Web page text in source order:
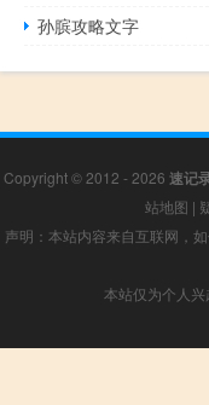
孙膑攻略文字
Copyright © 2012 - 2026 速记
站地图 |
声明：本站内容来自互联网，
本站仅为个人